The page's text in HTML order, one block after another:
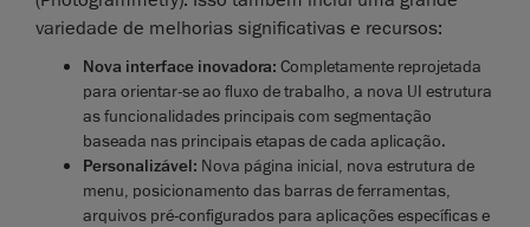
variedade de melhorias significativas e recursos:
Nova interface inovadora: Completamente reprojetada
para orientar-se ao fluxo de trabalho, a nova UI estrutura
as funcionalidades principais com segmentação
baseada nas principais etapas de cada aplicação.
Personalizável: Nova página inicial, nova estrutura de
menu, posicionamento das barras de ferramentas,
arquivos pré-configurados para aplicações específicas e